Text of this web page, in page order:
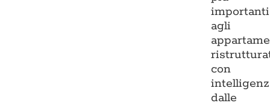
importanti
agli
con
dalle